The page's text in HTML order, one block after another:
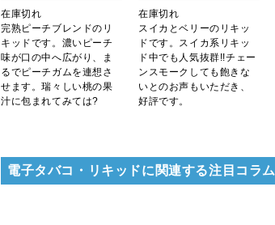
在庫切れ
完熟ピーチブレンドのリ
キッドです。濃いピーチ
味が口の中へ広がり、ま
るでピーチガムを連想さ
せます。瑞々しい桃の果
汁に包まれてみては?
在庫切れ
スイカとベリーのリキッ
ドです。スイカ系リキッ
ド中でも人気抜群!!チェー
ンスモークしても飽きな
いとのお声もいただき、
好評です。
電子タバコ・リキッドに関連する注目コラム